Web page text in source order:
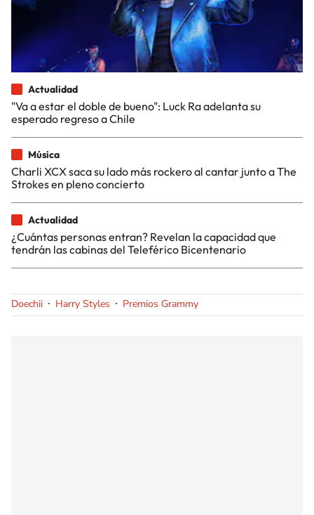
Actualidad
"Va a estar el doble de bueno": Luck Ra adelanta su
esperado regreso a Chile
Música
Charli XCX saca su lado más rockero al cantar junto a The
Strokes en pleno concierto
Actualidad
¿Cuántas personas entran? Revelan la capacidad que
tendrán las cabinas del Teleférico Bicentenario
Doechii Harry Styles Premios Grammy